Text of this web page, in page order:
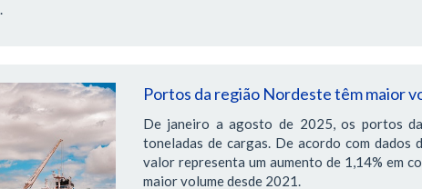
Portos da região Nordeste têm maior
De janeiro a agosto de 2025, os portos
toneladas de cargas. De acordo com dados
valor representa um aumento de 1,14% em
maior volume desde 2021.